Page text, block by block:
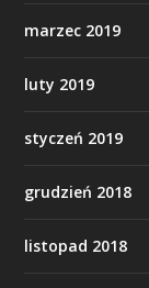
marzec 2019
luty 2019
styczeń 2019
grudzień 2018
listopad 2018